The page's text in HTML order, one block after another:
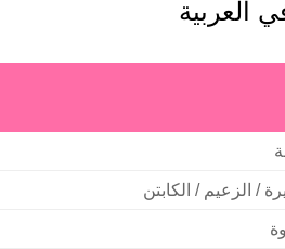
العربية
/ الزعيم / الكابتن